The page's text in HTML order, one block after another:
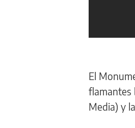
El
flamantes
Media) y